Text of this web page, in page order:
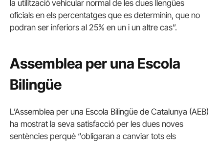
la utilització vehicular normal de les dues llengües
oficials en els percentatges que es determinin, que no
podran ser inferiors al 25% en un i un altre cas”.
Assemblea per una Escola
Bilingüe
L’Assemblea per una Escola Bilingüe de Catalunya (AEB)
ha mostrat la seva satisfacció per les dues noves
sentències perquè “obligaran a canviar tots els